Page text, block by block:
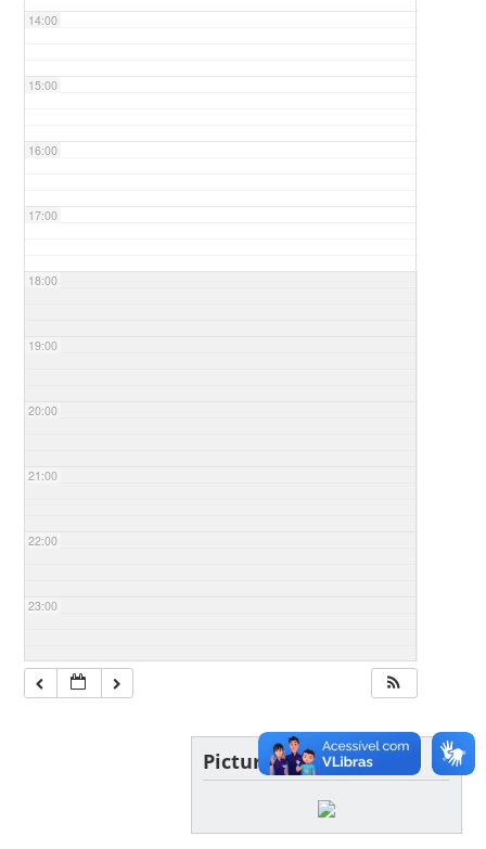
14:00
15:00
16:00
17:00
18:00
19:00
20:00
21:00
22:00
23:00
Picture of the day